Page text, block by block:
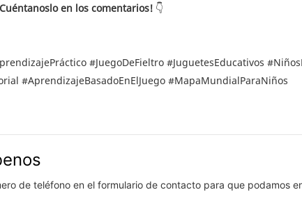
en los comentarios! 👇
#JuegoDeFieltro #JuguetesEducativos
#AprendizajeBasadoEnElJuego #MapaMundialParaNiños
de teléfono en el formulario de contacto para que podamos